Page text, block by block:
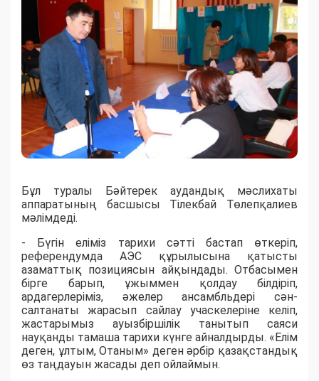
Бұл туралы Бәйтерек аудандық мәслихаты
аппаратының басшысы Тілекбай Төлепқалиев
мәлімдеді.
- Бүгін еліміз тарихи сәтті бастап өткеріп,
референдумда АЭС құрылысына қатысты
азаматтық позициясын айқындады. Отбасымен
бірге барып, ұжыммен қолдау білдіріп,
ардагерлеріміз, әжелер ансамбльдері сән-
салтанаты жарасып сайлау учаскелеріне келіп,
жастарымыз ауызбіршілік танытып саяси
науқанды тамаша тарихи күнге айналдырды. «Елім
деген, ұлтым, Отаным» деген әрбір қазақстандық
өз таңдауын жасады деп ойлаймын.